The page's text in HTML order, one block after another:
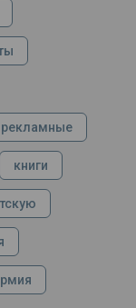
рекламные
книги